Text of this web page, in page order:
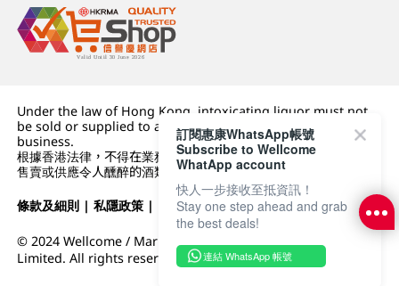
Under the law of Hong Kong, intoxicating liquor must not
be sold or supplied to a minor (under 18) in the course of
business.
根據香港法律，不得在業務過程中，向未成年人 (18 歲以下人士)
售賣或供應令人醺醉的酒類。
條款及細則 |私隱政策 | DFI零售集團
© 2024 Wellcome / Market Place. The Dairy Farm Company
Limited. All rights reserved.
訂閱惠康WhatsApp帳號
Subscribe to Wellcome
WhatApp account
快人一步接收至抵資訊！
Stay one step ahead and grab
the best deals!
連結 WhatsApp 帳號